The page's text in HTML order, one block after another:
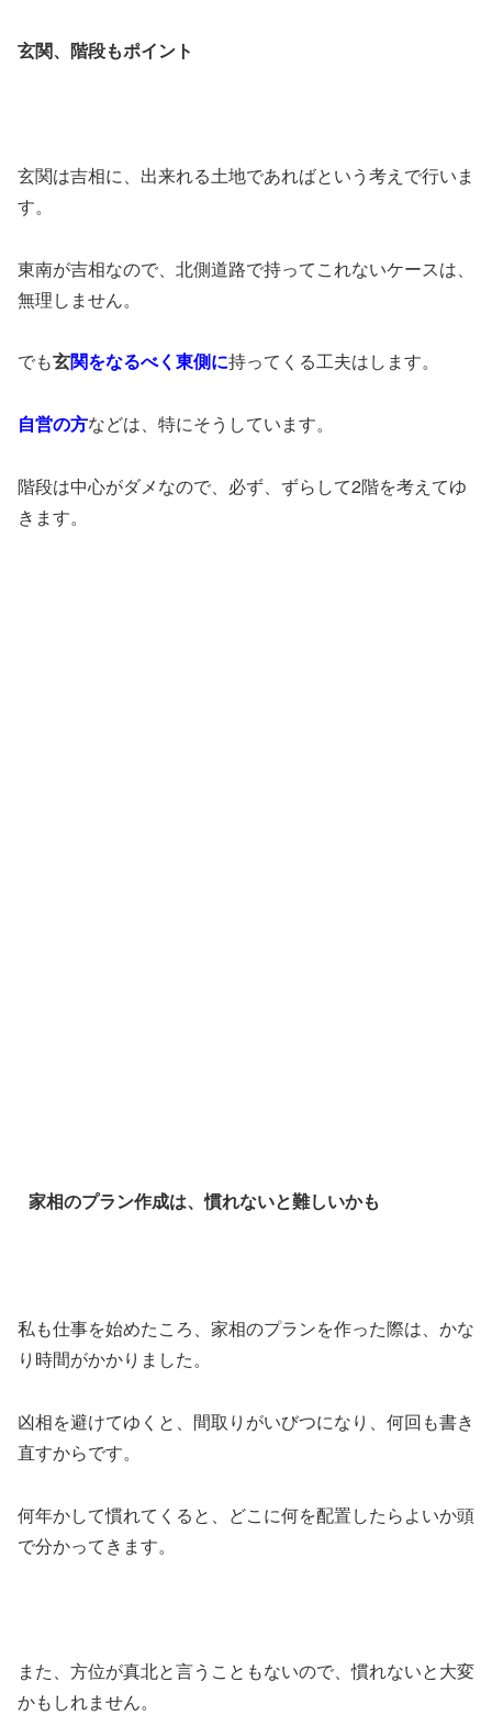
玄関、階段もポイント
玄関は吉相に、出来れる土地であればという考えで行いま
す。
東南が吉相なので、北側道路で持ってこれないケースは、
無理しません。
でも玄関をなるべく東側に持ってくる工夫はします。
自営の方などは、特にそうしています。
階段は中心がダメなので、必ず、ずらして2階を考えてゆ
きます。
家相のプラン作成は、慣れないと難しいかも
私も仕事を始めたころ、家相のプランを作った際は、かな
り時間がかかりました。
凶相を避けてゆくと、間取りがいびつになり、何回も書き
直すからです。
何年かして慣れてくると、どこに何を配置したらよいか頭
で分かってきます。
また、方位が真北と言うこともないので、慣れないと大変
かもしれません。